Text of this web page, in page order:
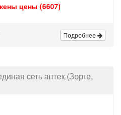
цены (6607)
Подробнее
сеть аптек (Зорге,